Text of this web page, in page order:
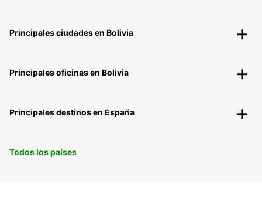
Principales ciudades en Bolivia
Principales oficinas en Bolivia
Principales destinos en España
Todos los países